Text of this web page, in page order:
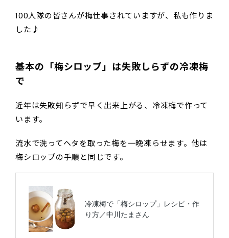
100人隊の皆さんが梅仕事されていますが、私も作りま
した♪
基本の「梅シロップ」は失敗しらずの冷凍梅
で
近年は失敗知らずで早く出来上がる、冷凍梅で作って
います。
流水で洗ってヘタを取った梅を一晩凍らせます。他は
梅シロップの手順と同じです。